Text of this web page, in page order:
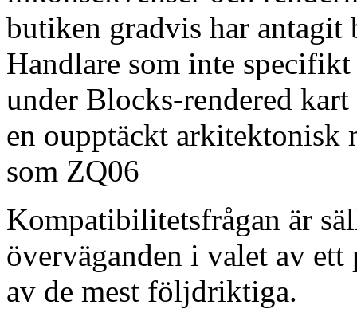
butiken gradvis har antagit
Handlare som inte
under Blocks-rendered
en oupptäckt arkitektonisk
som ZQ06
Kompatibilitetsfrågan är
överväganden i valet av
av de mest följdriktiga.